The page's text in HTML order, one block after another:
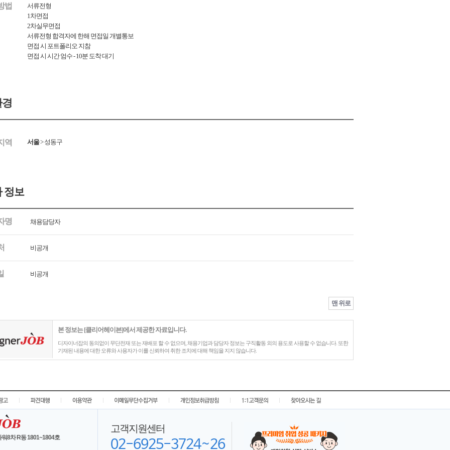
법
서류전형
1차면접
2차실무면접
서류전형 합격자에 한해 면접일 개별통보
면접 시 포트폴리오 지참
면접 시 시간 엄수 - 10분 도착 대기
역 서울>성동구
정보
명 채용담당자
비공개
비공개
맨 위로
본 정보는 [클리어헤이븐]에서 제공한 자료입니다.
디자이너잡의 동의없이 무단전재 또는 재배포 할 수 없으며, 채용기업과 담당자 정보는 구직활동 외의 용도로 사용할 수 없습니다. 또한
기재된 내용에 대한 오류와 사용자가 이를 신뢰하여 취한 조치에 대해 책임을 지지 않습니다.
| | | | | |
8차 R동 1801~1804호
고객지원센터
02-6925-3724~26